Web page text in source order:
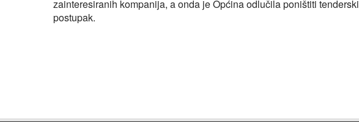
zainteresiranih kompanija, a onda je Općina odlučila poništiti tenderski
postupak.